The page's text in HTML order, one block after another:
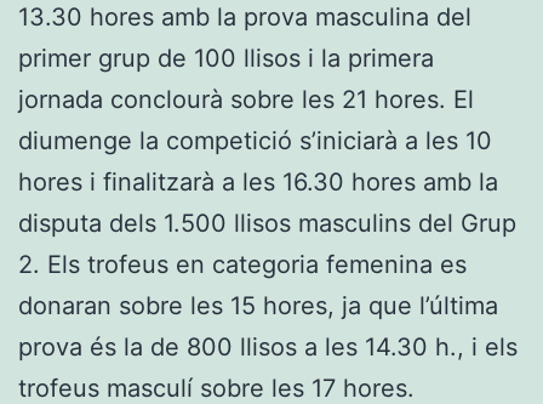
13.30 hores amb la prova masculina del
primer grup de 100 llisos i la primera
jornada conclourà sobre les 21 hores. El
diumenge la competició s’iniciarà a les 10
hores i finalitzarà a les 16.30 hores amb la
disputa dels 1.500 llisos masculins del Grup
2. Els trofeus en categoria femenina es
donaran sobre les 15 hores, ja que l’última
prova és la de 800 llisos a les 14.30 h., i els
trofeus masculí sobre les 17 hores.